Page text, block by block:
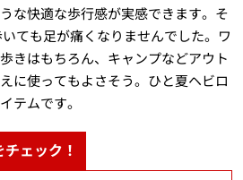
な快適な歩行感が実感できます。そ
ても足が痛くなりませんでした。ワ
きはもちろん、キャンプなどアウト
に使ってもよさそう。ひと夏ヘビロ
テムです。
ェック！